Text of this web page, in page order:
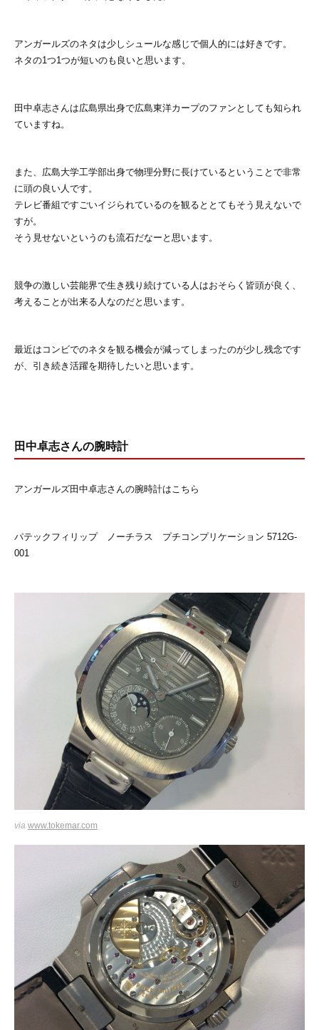
アンガールズのネタは少しシュールな感じで個人的には好きです。
ネタの1つ1つが短いのも良いと思います。
田中卓志さんは広島県出身で広島東洋カープのファンとしても知られ
ていますね。
また、広島大学工学部出身で物理分野に長けているということで非常
に頭の良い人です。
テレビ番組ですごいイジられているのを観るととてもそう見えないで
すが。
そう見せないというのも流石だなーと思います。
競争の激しい芸能界で生き残り続けている人はおそらく皆頭が良く、
考えることが出来る人なのだと思います。
最近はコンビでのネタを観る機会が減ってしまったのが少し残念です
が、引き続き活躍を期待したいと思います。
田中卓志さんの腕時計
アンガールズ田中卓志さんの腕時計はこちら
パテックフィリップ ノーチラス プチコンプリケーション 5712G-
001
via www.tokemar.com